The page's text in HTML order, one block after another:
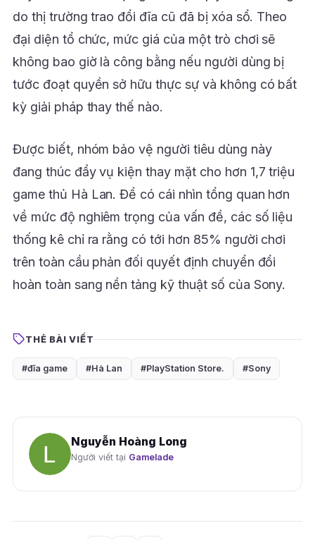
do thị trường trao đổi đĩa cũ đã bị xóa sổ. Theo
đại diện tổ chức, mức giá của một trò chơi sẽ
không bao giờ là công bằng nếu người dùng bị
tước đoạt quyền sở hữu thực sự và không có bất
kỳ giải pháp thay thế nào.
Được biết, nhóm bảo vệ người tiêu dùng này
đang thúc đẩy vụ kiện thay mặt cho hơn 1,7 triệu
game thủ Hà Lan. Để có cái nhìn tổng quan hơn
về mức độ nghiêm trọng của vấn đề, các số liệu
thống kê chỉ ra rằng có tới hơn 85% người chơi
trên toàn cầu phản đối quyết định chuyển đổi
hoàn toàn sang nền tảng kỹ thuật số của Sony.
THẺ BÀI VIẾT
#đĩa game #Hà Lan #PlayStation Store. #Sony
Nguyễn Hoàng Long
Người viết tại Gamelade